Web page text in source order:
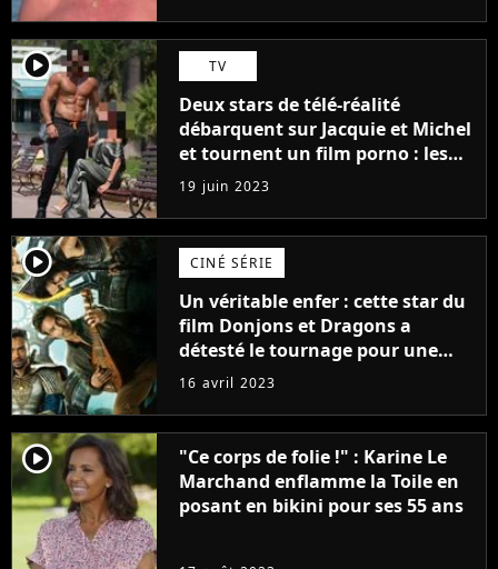
player2 TV
Deux stars de télé-réalité
débarquent sur Jacquie et Michel
et tournent un film porno : les
premières images du tournage
(exclu)
19 juin 2023
player2 CINÉ SÉRIE
Un véritable enfer : cette star du
film Donjons et Dragons a
détesté le tournage pour une
raison très spéciale
16 avril 2023
player2
"Ce corps de folie !" : Karine Le
Marchand enflamme la Toile en
posant en bikini pour ses 55 ans